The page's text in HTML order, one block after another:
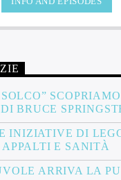
BRUCE
INIZIATIVE DI
APPALTI E SANITÀ
ARRIVA LA